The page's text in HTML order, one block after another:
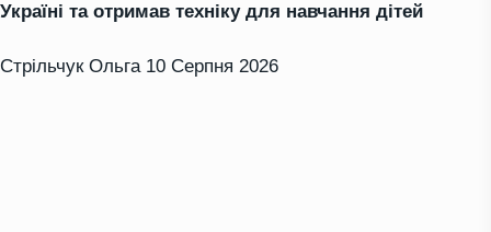
Україні та отримав техніку для навчання дітей
Стрільчук Ольга 10 Серпня 2026